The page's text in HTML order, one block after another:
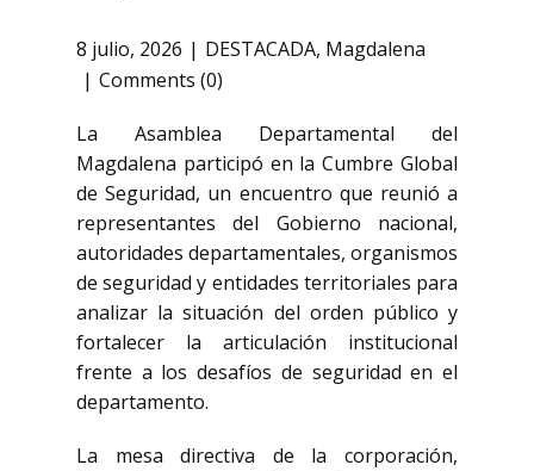
8 julio, 2026 DESTACADA, Magdalena
Comments (0)
La Asamblea Departamental del
Magdalena participó en la Cumbre Global
de Seguridad, un encuentro que reunió a
representantes del Gobierno nacional,
autoridades departamentales, organismos
de seguridad y entidades territoriales para
analizar la situación del orden público y
fortalecer la articulación institucional
frente a los desafíos de seguridad en el
departamento.
La mesa directiva de la corporación,